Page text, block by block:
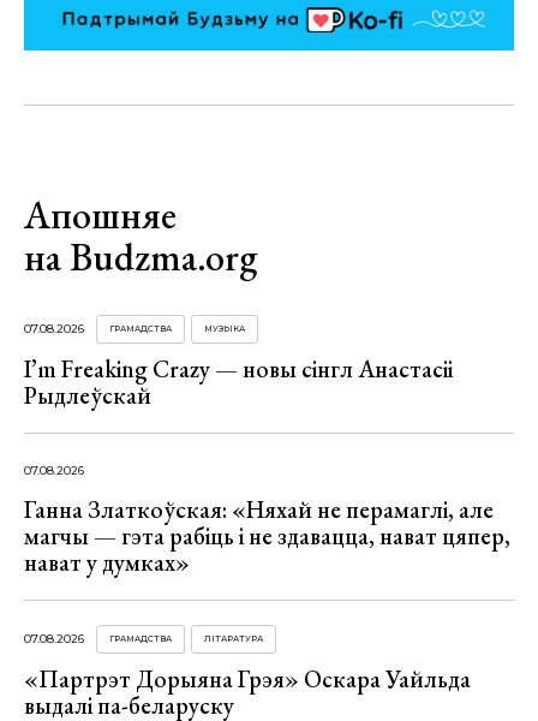
Апошняе
на Budzma.org
07.08.2026 ГРАМАДСТВА МУЗЫКА
I’m Freaking Crazy — новы сінгл Анастасіі
Рыдлеўскай
07.08.2026
Ганна Златкоўская: «Няхай не перамаглі, але
магчы — гэта рабіць і не здавацца, нават цяпер,
нават у думках»
07.08.2026 ГРАМАДСТВА ЛІТАРАТУРА
«Партрэт Дорыяна Грэя» Оскара Уайльда
выдалі па-беларуску